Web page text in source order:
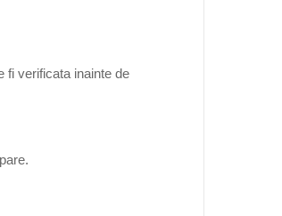
fi verificata inainte de